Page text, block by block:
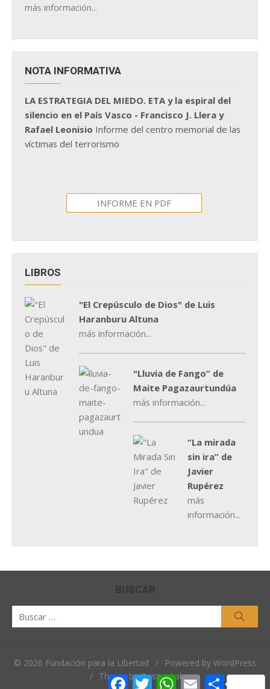
más información...
NOTA INFORMATIVA
LA ESTRATEGIA DEL MIEDO. ETA y la espiral del
silencio en el País Vasco - Francisco J. Llera y
Rafael Leonisio Informe del centro memorial de las
víctimas del terrorismo
INFORME EN PDF
LIBROS
"El Crepúsculo de Dios" de Luis
Haranburu Altuna
más información...
"Lluvia de Fango” de
Maite Pagazaurtundúa
más información...
“La mirada
sin ira” de
Javier
Rupérez
más
información...
BUSCAR
© 2026 Fundación para la Libertad /
Powered by WordPress
/ Theme by Design Lab
Facebook
TwitterWhatsApp
EmailCompartir